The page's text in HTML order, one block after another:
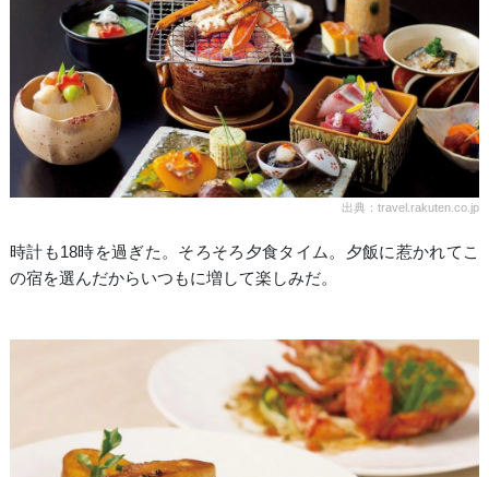
出典：travel.rakuten.co.jp
時計も18時を過ぎた。そろそろ夕食タイム。夕飯に惹かれてこ
の宿を選んだからいつもに増して楽しみだ。